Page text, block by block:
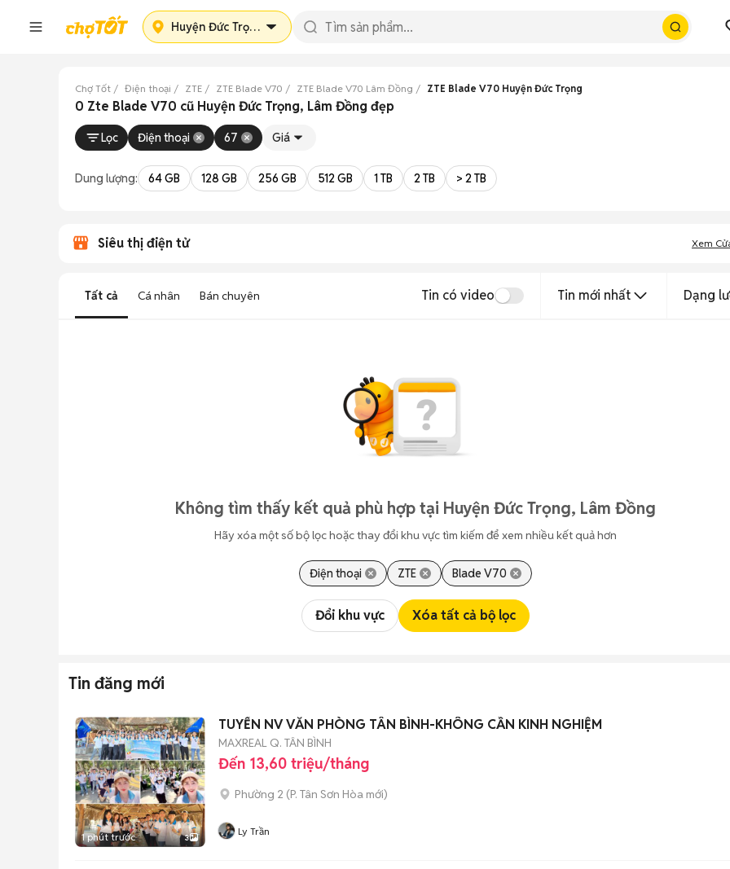
Huyện Đức Trọng
Chợ Tốt Điện thoại ZTE ZTE Blade V70 ZTE Blade V70 Lâm Đồng ZTE Blade V70 Huyện Đức Trọng
0 Zte Blade V70 cũ Huyện Đức Trọng, Lâm Đồng đẹp
Lọc Điện thoại 67 Giá
Dung lượng: 64 GB 128 GB 256 GB 512 GB 1 TB 2 TB > 2 TB
Siêu thị điện tử Xem
Tất cả Cá nhân Bán chuyên Tin có video Tin mới nhất Dạng
Không tìm thấy kết quả phù hợp tại Huyện Đức Trọng, Lâm Đồng
Hãy xóa một số bộ lọc hoặc thay đổi khu vực tìm kiếm để xem nhiều kết quả hơn
Điện thoại ZTE Blade V70
Đổi khu vực Xóa tất cả bộ lọc
Tin đăng mới
1 phút trước 3
TUYỂN NV VĂN PHÒNG TÂN BÌNH-KHÔNG CẦN KINH NGHIỆM
MAXREAL Q. TÂN BÌNH
Đến 13,60 triệu/tháng
Phường 2 (P. Tân Sơn Hòa mới)
Ly Trần